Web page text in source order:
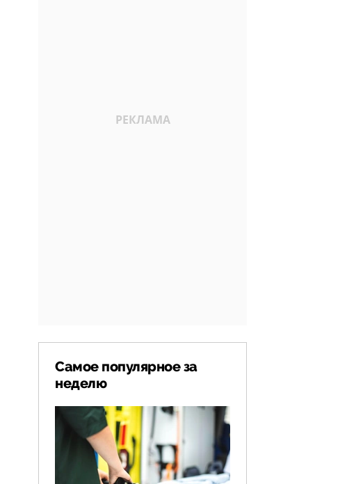
Самое популярное за
неделю